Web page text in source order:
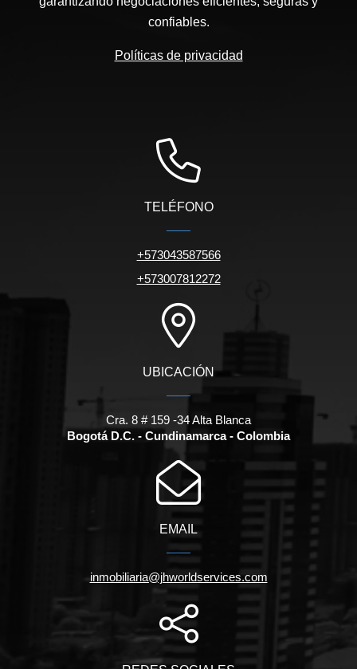
confiables.
Políticas de privacidad
TELÉFONO
+573043587566
+573007812272
UBICACIÓN
Cra. 8 # 159 -34 Alta Blanca
Bogotá D.C. - Cundinamarca - Colombia
EMAIL
inmobiliaria@jhworldservices.com